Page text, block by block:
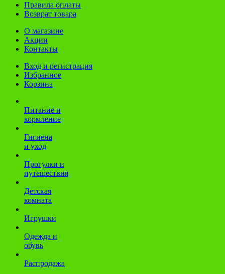
Правила оплаты
Возврат товара
О магазине
Акции
Контакты
Вход и регистрация
Избранное
Корзина
Питание и
кормление
Гигиена
и уход
Прогулки и
путешествия
Детская
комната
Игрушки
Одежда и
обувь
Распродажа